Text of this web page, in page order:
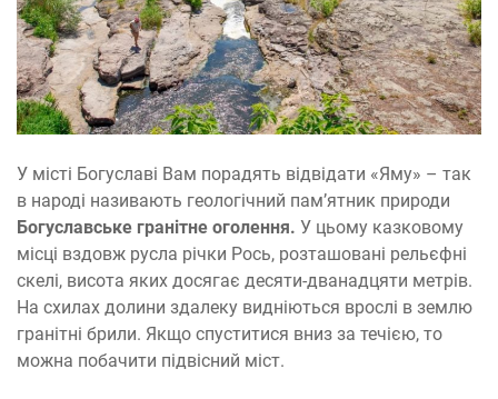
У місті Богуславі Вам порадять відвідати «Яму» – так
в народі називають геологічний пам’ятник природи
Богуславське гранітне оголення. У цьому казковому
місці вздовж русла річки Рось, розташовані рельєфні
скелі, висота яких досягає десяти-дванадцяти метрів.
На схилах долини здалеку видніються врослі в землю
гранітні брили. Якщо спуститися вниз за течією, то
можна побачити підвісний міст.